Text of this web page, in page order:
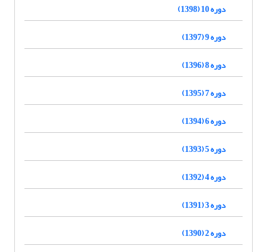
دوره 10 (1398)
دوره 9 (1397)
دوره 8 (1396)
دوره 7 (1395)
دوره 6 (1394)
دوره 5 (1393)
دوره 4 (1392)
دوره 3 (1391)
دوره 2 (1390)